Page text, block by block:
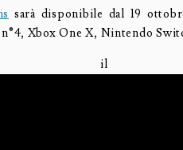
sarà disponibile dal 19
Xbox One X, Nintendo
il